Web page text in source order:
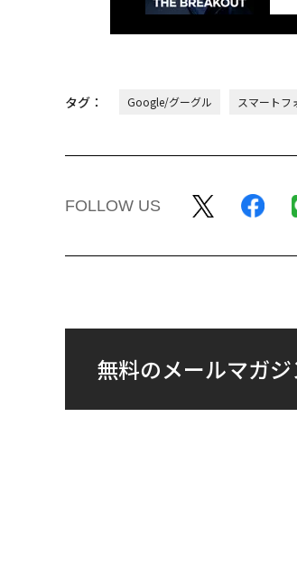
タグ： Google/グーグル スマートフ
FOLLOW US
無料のメールマガ